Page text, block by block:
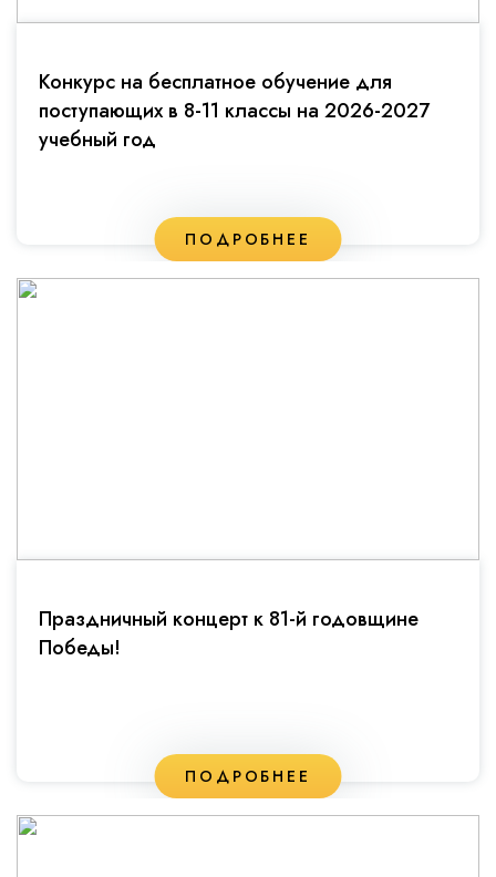
Конкурс на бесплатное обучение для
поступающих в 8-11 классы на 2026-2027
учебный год
ПОДРОБНЕЕ
Праздничный концерт к 81-й годовщине
Победы!
ПОДРОБНЕЕ